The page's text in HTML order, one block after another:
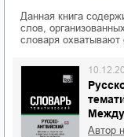
Данная книга
слов,
словаря